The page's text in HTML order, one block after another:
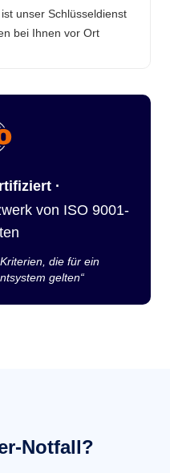
unser Schlüsseldienst
bei Ihnen vor Ort
·
von ISO 9001-
die für ein
gelten“
Notfall?